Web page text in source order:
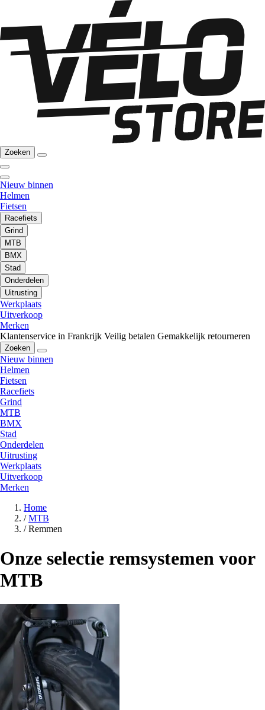
Zoeken
Nieuw binnen
Helmen
Fietsen
Racefiets
Grind
MTB
BMX
Stad
Onderdelen
Uitrusting
Werkplaats
Uitverkoop
Merken
Klantenservice in Frankrijk Veilig betalen Gemakkelijk retourneren
Zoeken
Nieuw binnen
Helmen
Fietsen
Racefiets
Grind
MTB
BMX
Stad
Onderdelen
Uitrusting
Werkplaats
Uitverkoop
Merken
Home
/ MTB
/ Remmen
Onze selectie remsystemen voor
MTB